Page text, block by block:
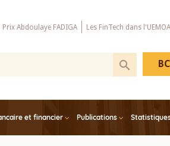
Prix Abdoulaye FADIGA Les FinTech dans l'UEMOA
et financier Publications